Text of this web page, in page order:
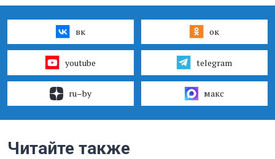
вк ок
youtube telegram
ru–by макс
Читайте также